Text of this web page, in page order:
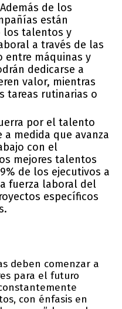
de los
están
los talentos y
a través de las
entre máquinas y
dedicarse a
valor, mientras
tareas rutinarias o
por el talento
a medida que avanza
con el
mejores talentos
de los ejecutivos a
fuerza laboral del
específicos
deben comenzar a
para el futuro
con énfasis en